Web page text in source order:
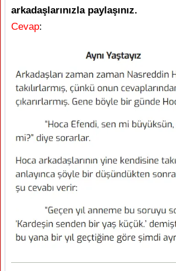
arkadaşlarınızla paylaşınız.
Cevap: